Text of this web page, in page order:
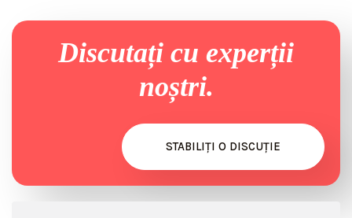
Discutați cu experții
noștri.
STABILIȚI O DISCUȚIE